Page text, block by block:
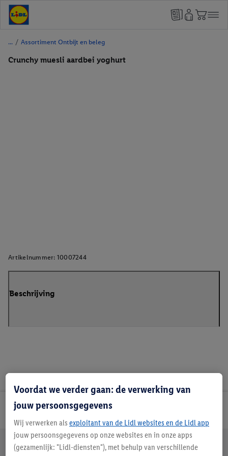
/ Assortiment Ontbijt en beleg
Crunchy muesli aardbei yoghurt
Artikelnummer: 10007244
Beschrijving
Lidl Nieuwsbrief
Jouw voordelen bij ons als Lidl webshop klant
Gratis retourneren Veilig winkelen
Voordat we verder gaan: de verwerking van
jouw persoonsgegevens
Wij verwerken als exploitant van de Lidl websites en de Lidl app
jouw persoonsgegevens op onze websites en in onze apps
(gezamenlijk: "Lidl-diensten"), met behulp van verschillende